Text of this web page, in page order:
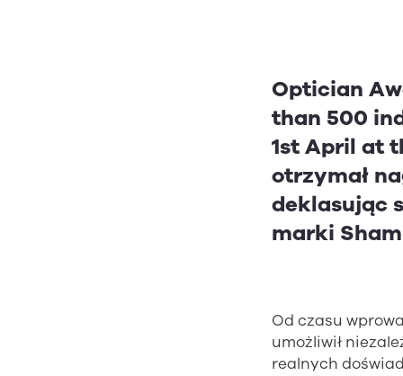
Optician
than 500
1st April at
otrzymał
deklasując
marki
Od czasu
umożliwił
realnych